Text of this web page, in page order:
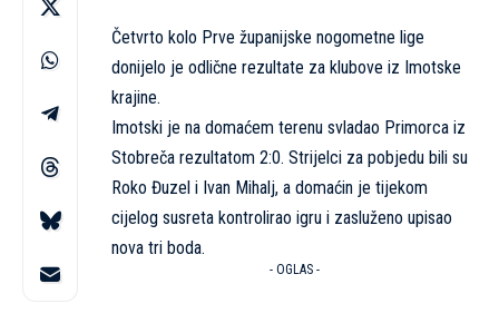
Četvrto kolo Prve županijske nogometne lige
donijelo je odlične rezultate za klubove iz Imotske
krajine.
Imotski je na domaćem terenu svladao Primorca iz
Stobreča rezultatom 2:0. Strijelci za pobjedu bili su
Roko Đuzel i Ivan Mihalj, a domaćin je tijekom
cijelog susreta kontrolirao igru i zasluženo upisao
nova tri boda.
- OGLAS -